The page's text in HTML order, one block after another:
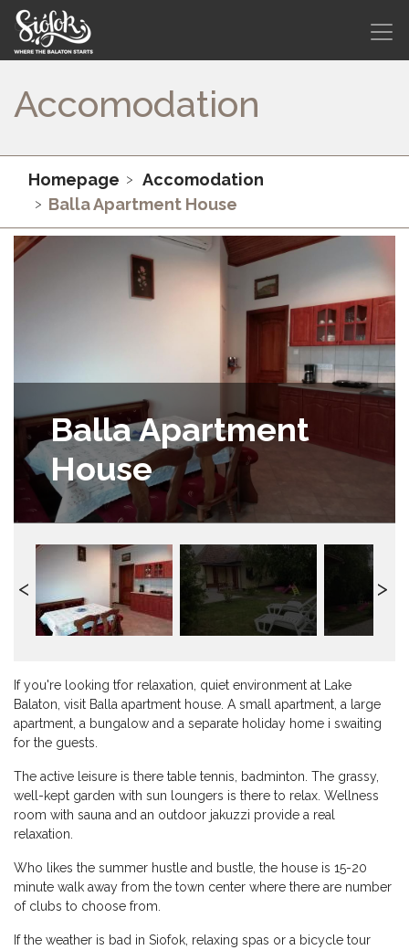
Accomodation
Homepage
Accomodation
Balla Apartment House
Balla Apartment
House
If you're looking tfor relaxation, quiet environment at Lake
Balaton, visit Balla apartment house. A small apartment, a large
apartment, a bungalow and a separate holiday home i swaiting
for the guests.
The active leisure is there table tennis, badminton. The grassy,
well-kept garden with sun loungers is there to relax. Wellness
room with sauna and an outdoor jakuzzi provide a real
relaxation.
Who likes the summer hustle and bustle, the house is 15-20
minute walk away from the town center where there are number
of clubs to choose from.
If the weather is bad in Siofok, relaxing spas or a bicycle tour